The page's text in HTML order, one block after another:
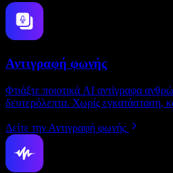
Αντιγραφή φωνής
Φτιάξτε ποιοτικά AI αντίγραφα
δευτερόλεπτα. Χωρίς εγκατάσταση,
Δείτε την Αντιγραφή φωνής